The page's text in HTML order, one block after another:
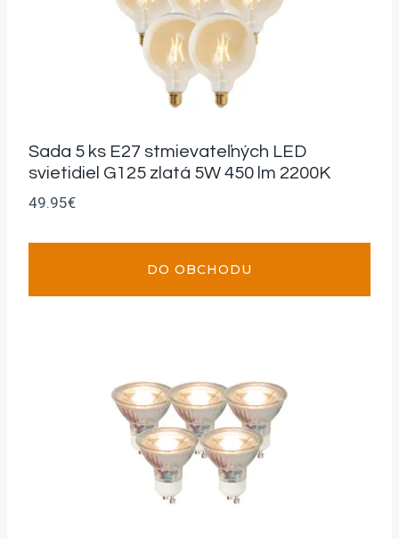
Sada 5 ks E27 stmievateľných LED
svietidiel G125 zlatá 5W 450 lm 2200K
49.95€
DO OBCHODU